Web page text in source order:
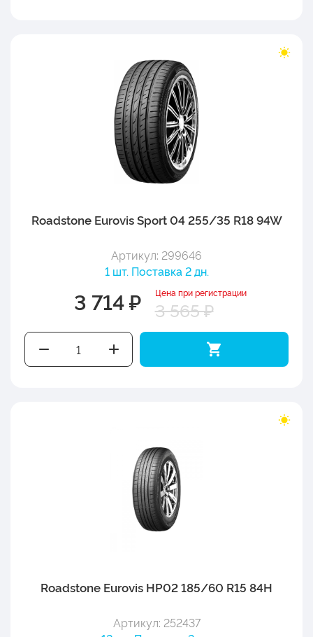
Roadstone Eurovis Sport 04 255/35 R18 94W
Артикул: 299646
1 шт. Поставка 2 дн.
3 714 ₽ Цена при регистрации
3 565 ₽
Roadstone Eurovis HP02 185/60 R15 84H
Артикул: 252437